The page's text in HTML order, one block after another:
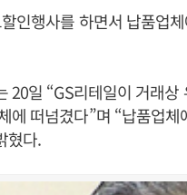
인행사를 하면서 납품업
20일 “GS리테일이 거래
에 떠넘겼다”며 “납품업
혔다.